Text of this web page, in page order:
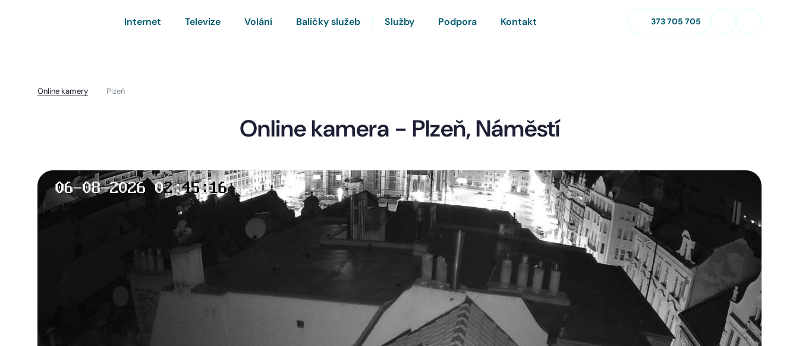
Internet Televize Volání Balíčky služeb Služby Podpora Kontakt 373 705 705
Online kamery Plzeň
Online kamera - Plzeň, Náměstí